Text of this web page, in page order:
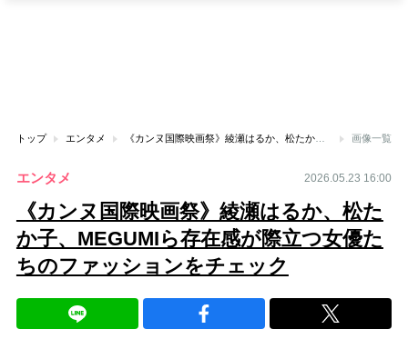
トップ エンタメ 《カンヌ国際映画祭》綾瀬はるか、松たか子、MEGUMIら存在感が際立つ女優たちのファッションをチェック 画像一覧
エンタメ 2026.05.23 16:00
《カンヌ国際映画祭》綾瀬はるか、松た
か子、MEGUMIら存在感が際立つ女優た
ちのファッションをチェック